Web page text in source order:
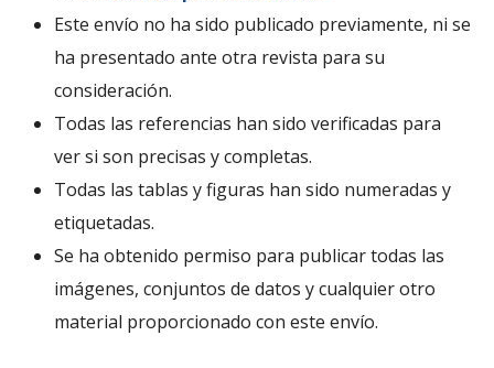
Este envío no ha sido publicado previamente, ni se
ha presentado ante otra revista para su
consideración.
Todas las referencias han sido verificadas para
ver si son precisas y completas.
Todas las tablas y figuras han sido numeradas y
etiquetadas.
Se ha obtenido permiso para publicar todas las
imágenes, conjuntos de datos y cualquier otro
material proporcionado con este envío.